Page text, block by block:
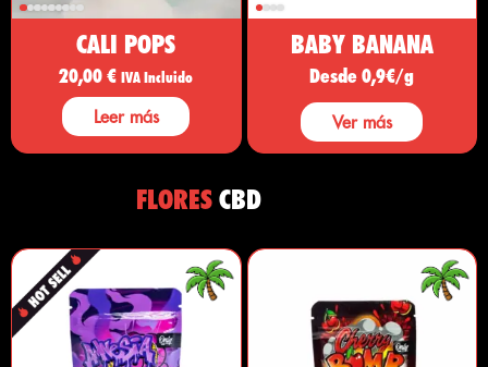
CALI POPS
20,00€ IVA Incluido
Leer más
BABY BANANA
Desde 0,9€/g
Ver más
FLORES CBD